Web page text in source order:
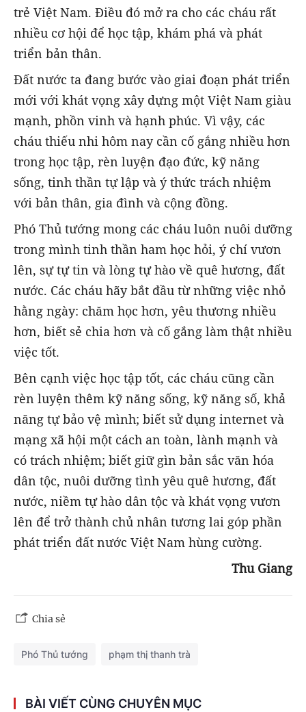
trẻ Việt Nam. Điều đó mở ra cho các cháu rất
nhiều cơ hội để học tập, khám phá và phát
triển bản thân.
Đất nước ta đang bước vào giai đoạn phát triển
mới với khát vọng xây dựng một Việt Nam giàu
mạnh, phồn vinh và hạnh phúc. Vì vậy, các
cháu thiếu nhi hôm nay cần cố gắng nhiều hơn
trong học tập, rèn luyện đạo đức, kỹ năng
sống, tinh thần tự lập và ý thức trách nhiệm
với bản thân, gia đình và cộng đồng.
Phó Thủ tướng mong các cháu luôn nuôi dưỡng
trong mình tinh thần ham học hỏi, ý chí vươn
lên, sự tự tin và lòng tự hào về quê hương, đất
nước. Các cháu hãy bắt đầu từ những việc nhỏ
hằng ngày: chăm học hơn, yêu thương nhiều
hơn, biết sẻ chia hơn và cố gắng làm thật nhiều
việc tốt.
Bên cạnh việc học tập tốt, các cháu cũng cần
rèn luyện thêm kỹ năng sống, kỹ năng số, khả
năng tự bảo vệ mình; biết sử dụng internet và
mạng xã hội một cách an toàn, lành mạnh và
có trách nhiệm; biết giữ gìn bản sắc văn hóa
dân tộc, nuôi dưỡng tình yêu quê hương, đất
nước, niềm tự hào dân tộc và khát vọng vươn
lên để trở thành chủ nhân tương lai góp phần
phát triển đất nước Việt Nam hùng cường.
Thu Giang
Chia sẻ
Phó Thủ tướng phạm thị thanh trà
BÀI VIẾT CÙNG CHUYÊN MỤC